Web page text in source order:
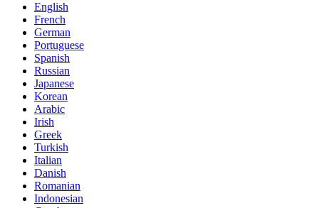
English
French
German
Portuguese
Spanish
Russian
Japanese
Korean
Arabic
Irish
Greek
Turkish
Italian
Danish
Romanian
Indonesian